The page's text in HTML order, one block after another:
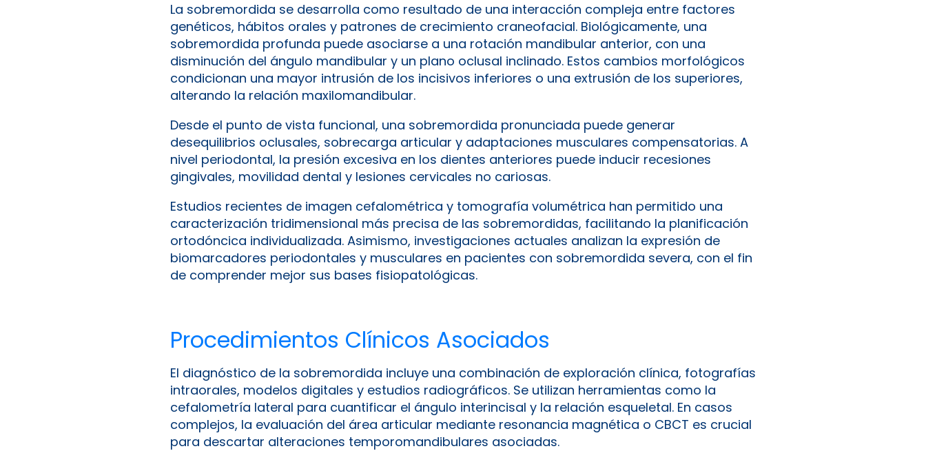
La sobremordida se desarrolla como resultado de una interacción compleja entre factores
genéticos, hábitos orales y patrones de crecimiento craneofacial. Biológicamente, una
sobremordida profunda puede asociarse a una rotación mandibular anterior, con una
disminución del ángulo mandibular y un plano oclusal inclinado. Estos cambios morfológicos
condicionan una mayor intrusión de los incisivos inferiores o una extrusión de los superiores,
alterando la relación maxilomandibular.
Desde el punto de vista funcional, una sobremordida pronunciada puede generar
desequilibrios oclusales, sobrecarga articular y adaptaciones musculares compensatorias. A
nivel periodontal, la presión excesiva en los dientes anteriores puede inducir recesiones
gingivales, movilidad dental y lesiones cervicales no cariosas.
Estudios recientes de imagen cefalométrica y tomografía volumétrica han permitido una
caracterización tridimensional más precisa de las sobremordidas, facilitando la planificación
ortodóncica individualizada. Asimismo, investigaciones actuales analizan la expresión de
biomarcadores periodontales y musculares en pacientes con sobremordida severa, con el fin
de comprender mejor sus bases fisiopatológicas.
Procedimientos Clínicos Asociados
El diagnóstico de la sobremordida incluye una combinación de exploración clínica, fotografías
intraorales, modelos digitales y estudios radiográficos. Se utilizan herramientas como la
cefalometría lateral para cuantificar el ángulo interincisal y la relación esqueletal. En casos
complejos, la evaluación del área articular mediante resonancia magnética o CBCT es crucial
para descartar alteraciones temporomandibulares asociadas.